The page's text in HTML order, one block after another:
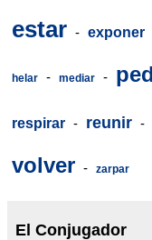
estar - exponer
helar - mediar -
respirar - reunir -
volver - zarpar
El Conjugador